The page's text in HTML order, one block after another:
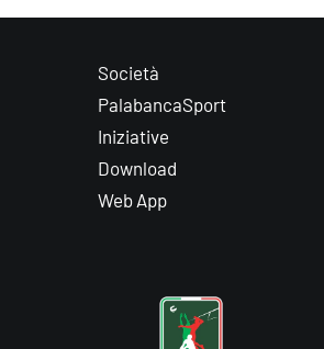
Società
PalabancaSport
Iniziative
Download
Web App